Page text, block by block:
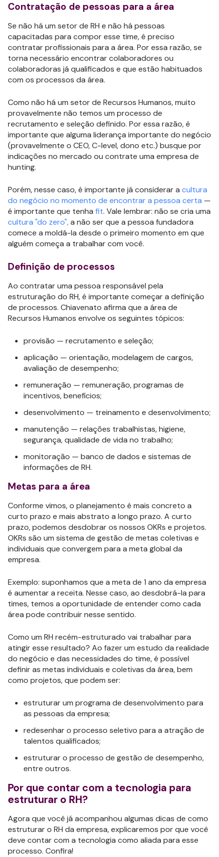
Contratação de pessoas para a área
Se não há um setor de RH e não há pessoas
capacitadas para compor esse time, é preciso
contratar profissionais para a área. Por essa razão, se
torna necessário encontrar colaboradores ou
colaboradoras já qualificados e que estão habituados
com os processos da área.
Como não há um setor de Recursos Humanos, muito
provavelmente não temos um processo de
recrutamento e seleção definido. Por essa razão, é
importante que alguma liderança importante do negócio
(provavelmente o CEO, C-level, dono etc.) busque por
indicações no mercado ou contrate uma empresa de
hunting.
Porém, nesse caso, é importante já considerar a cultura
do negócio no momento de encontrar a pessoa certa —
é importante que tenha fit. Vale lembrar: não se cria uma
cultura "do zero",a não ser que a pessoa fundadora
comece a moldá-la desde o primeiro momento em que
alguém começa a trabalhar com você.
Definição de processos
Ao contratar uma pessoa responsável pela
estruturação do RH, é importante começar a definição
de processos. Chiavenato afirma que a área de
Recursos Humanos envolve os seguintes tópicos:
provisão — recrutamento e seleção;
aplicação — orientação, modelagem de cargos,
avaliação de desempenho;
remuneração — remuneração, programas de
incentivos, benefícios;
desenvolvimento — treinamento e desenvolvimento;
manutenção — relações trabalhistas, higiene,
segurança, qualidade de vida no trabalho;
monitoração — banco de dados e sistemas de
informações de RH.
Metas para a área
Conforme vimos, o planejamento é mais concreto a
curto prazo e mais abstrato a longo prazo. A curto
prazo, podemos desdobrar os nossos OKRs e projetos.
OKRs são um sistema de gestão de metas coletivas e
individuais que convergem para a meta global da
empresa.
Exemplo: suponhamos que a meta de 1 ano da empresa
é aumentar a receita. Nesse caso, ao desdobrá-la para
times, temos a oportunidade de entender como cada
área pode contribuir nesse sentido.
Como um RH recém-estruturado vai trabalhar para
atingir esse resultado? Ao fazer um estudo da realidade
do negócio e das necessidades do time, é possível
definir as metas individuais e coletivas da área, bem
como projetos, que podem ser:
estruturar um programa de desenvolvimento para
as pessoas da empresa;
redesenhar o processo seletivo para a atração de
talentos qualificados;
estruturar o processo de gestão de desempenho,
entre outros.
Por que contar com a tecnologia para
estruturar o RH?
Agora que você já acompanhou algumas dicas de como
estruturar o RH da empresa, explicaremos por que você
deve contar com a tecnologia como aliada para esse
processo. Confira!